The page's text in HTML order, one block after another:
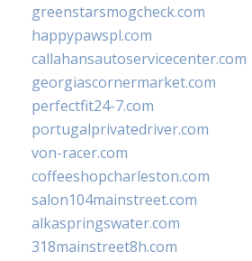
greenstarsmogcheck.com
happypawspl.com
callahansautoservicecenter.com
georgiascornermarket.com
perfectfit24-7.com
portugalprivatedriver.com
von-racer.com
coffeeshopcharleston.com
salon104mainstreet.com
alkaspringswater.com
318mainstreet8h.com